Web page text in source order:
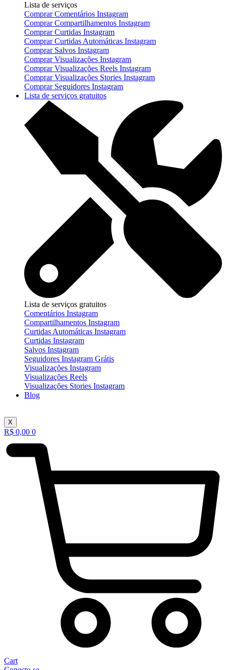
Lista de serviços
Comprar Comentários Instagram
Comprar Compartilhamentos Instagram
Comprar Curtidas Instagram
Comprar Curtidas Automáticas Instagram
Comprar Salvos Instagram
Comprar Visualizações Instagram
Comprar Visualizações Reels Instagram
Comprar Visualizações Stories Instagram
Comprar Seguidores Instagram
Lista de serviços gratuitos
Lista de serviços gratuitos
Comentários Instagram
Compartilhamentos Instagram
Curtidas Automáticas Instagram
Curtidas Instagram
Salvos Instagram
Seguidores Instagram Grátis
Visualizações Instagram
Visualizações Reels
Visualizações Stories Instagram
Blog
X
R$ 0,00 0
Cart